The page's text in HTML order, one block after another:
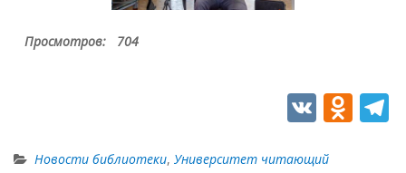
Просмотров: 704
V O
Новости библиотеки, Университет читающий